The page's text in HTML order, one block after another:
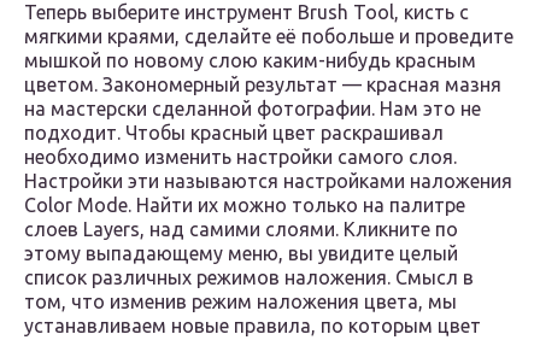
Теперь выберите инструмент Brush Tool, кисть с
мягкими краями, сделайте её побольше и проведите
мышкой по новому слою каким-нибудь красным
цветом. Закономерный результат — красная мазня
на мастерски сделанной фотографии. Нам это не
подходит. Чтобы красный цвет раскрашивал
необходимо изменить настройки самого слоя.
Настройки эти называются настройками наложения
Color Mode. Найти их можно только на палитре
слоев Layers, над самими слоями. Кликните по
этому выпадающему меню, вы увидите целый
список различных режимов наложения. Смысл в
том, что изменив режим наложения цвета, мы
устанавливаем новые правила, по которым цвет